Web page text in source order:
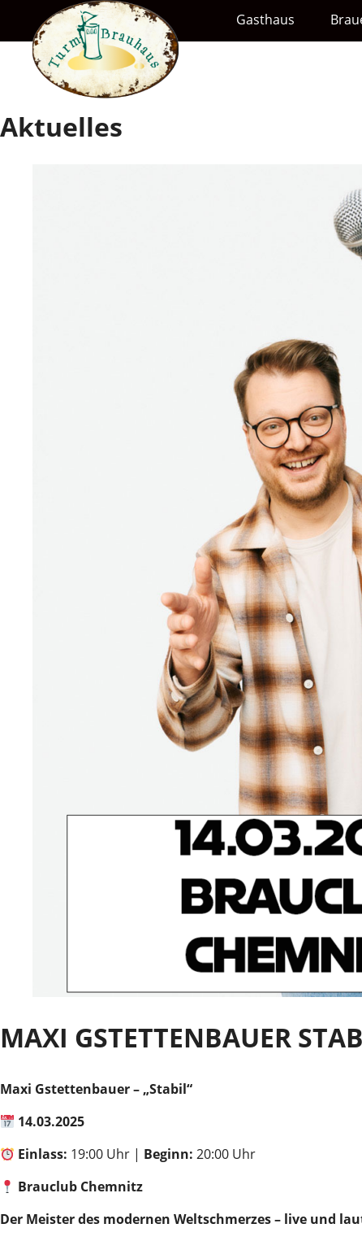
Gasthaus
Aktuelles
MAXI GSTETTENBAUER
Maxi Gstettenbauer – „Stabil“
14.03.2025
Einlass: 19:00 Uhr | Beginn: 20:00 Uhr
Brauclub Chemnitz
Der Meister des modernen Weltschmerzes – live und